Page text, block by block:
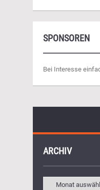
SPONSOREN
Bei Interesse
ARCHIV